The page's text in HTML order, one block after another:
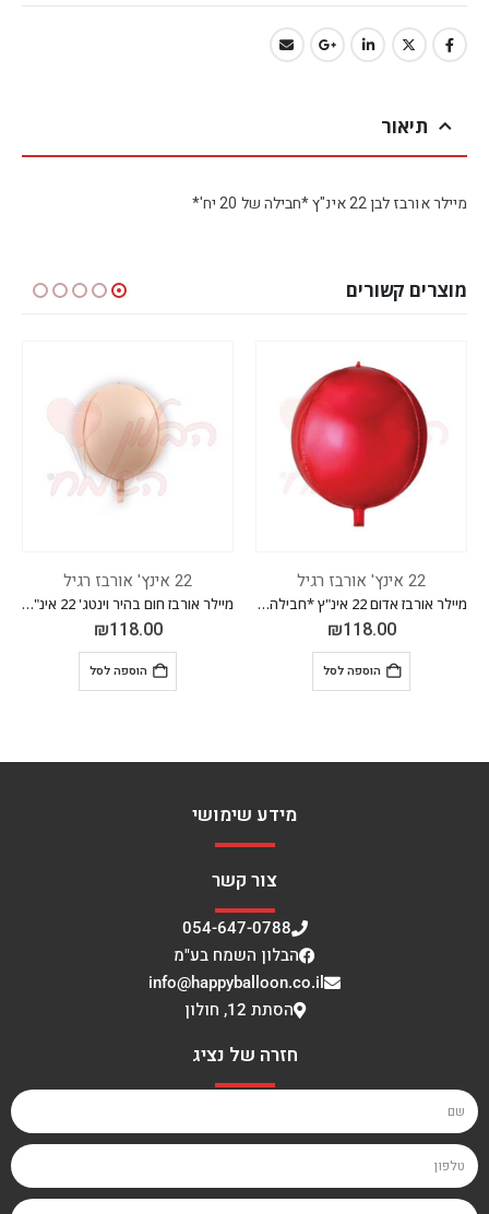
תיאור
מיילר אורבז לבן 22 אינ"ץ *חבילה של 20 יח'*
מוצרים קשורים
22 אינץ' אורבז רגיל
₪118.00
הוספה לסל
22 אינץ' אורבז רגיל
מיילר אורבז שחור 22 אינ"ץ *חבילה של 20 יח'*
₪94.40
הוספה לסל
מידע שימושי
צור קשר
054-647-0788
הבלון השמח בע"מ
info@happyballoon.co.il
הסתת 12, חולון
חזרה של נציג